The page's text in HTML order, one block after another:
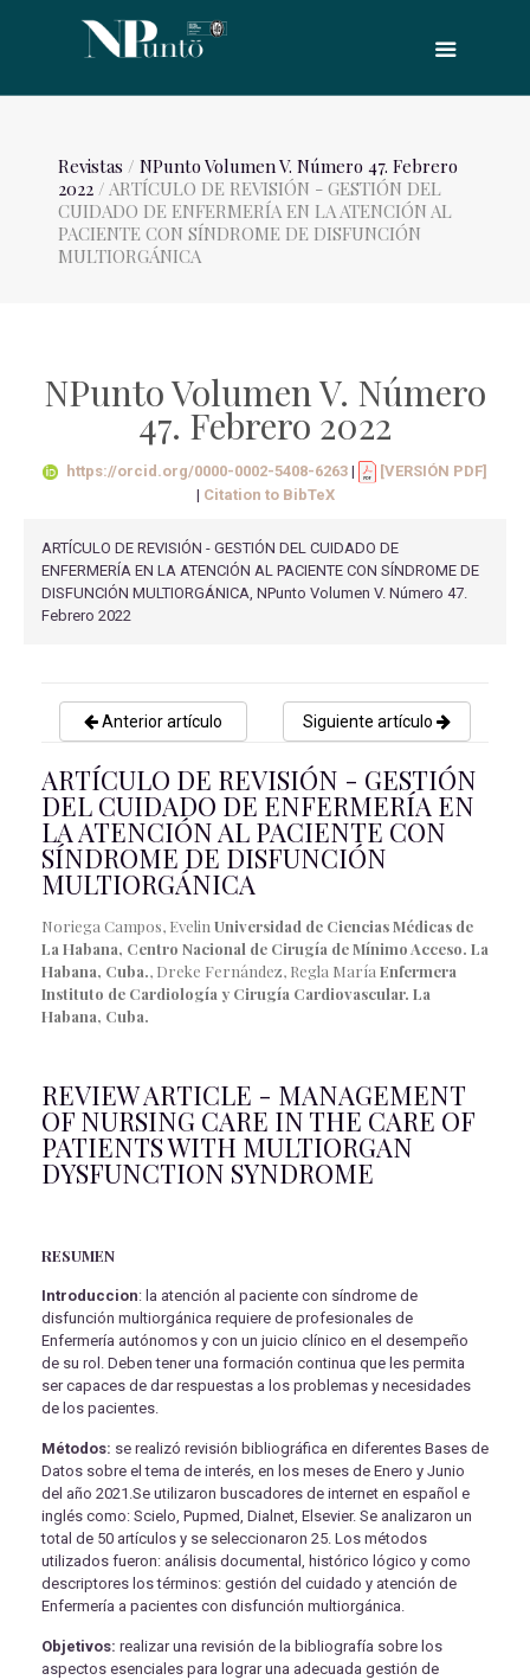
Revistas / NPunto Volumen V. Número 47. Febrero
2022/ ARTÍCULO DE REVISIÓN - GESTIÓN DEL
CUIDADO DE ENFERMERÍA EN LA ATENCIÓN AL
PACIENTE CON SÍNDROME DE DISFUNCIÓN
MULTIORGÁNICA
NPunto Volumen V. Número
47. Febrero 2022
https://orcid.org/0000-0002-5408-6263|
[VERSIÓN PDF]
| Citation to BibTeX
ARTÍCULO DE REVISIÓN - GESTIÓN DEL CUIDADO DE
ENFERMERÍA EN LA ATENCIÓN AL PACIENTE CON SÍNDROME DE
DISFUNCIÓN MULTIORGÁNICA, NPunto Volumen V. Número 47.
Febrero 2022
Anterior artículo Siguiente artículo
ARTÍCULO DE REVISIÓN - GESTIÓN
DEL CUIDADO DE ENFERMERÍA EN
LA ATENCIÓN AL PACIENTE CON
SÍNDROME DE DISFUNCIÓN
MULTIORGÁNICA
Noriega Campos, Evelin Universidad de Ciencias Médicas de
La Habana, Centro Nacional de Cirugía de Mínimo Acceso. La
Habana, Cuba., Dreke Fernández, Regla María Enfermera
Instituto de Cardiología y Cirugía Cardiovascular. La
Habana, Cuba.
REVIEW ARTICLE - MANAGEMENT
OF NURSING CARE IN THE CARE OF
PATIENTS WITH MULTIORGAN
DYSFUNCTION SYNDROME
RESUMEN
Introduccion: la atención al paciente con síndrome de
disfunción multiorgánica requiere de profesionales de
Enfermería autónomos y con un juicio clínico en el desempeño
de su rol. Deben tener una formación continua que les permita
ser capaces de dar respuestas a los problemas y necesidades
de los pacientes.
Métodos: se realizó revisión bibliográfica en diferentes Bases de
Datos sobre el tema de interés, en los meses de Enero y Junio
del año 2021.Se utilizaron buscadores de internet en español e
inglés como: Scielo, Pupmed, Dialnet, Elsevier. Se analizaron un
total de 50 artículos y se seleccionaron 25. Los métodos
utilizados fueron: análisis documental, histórico lógico y como
descriptores los términos: gestión del cuidado y atención de
Enfermería a pacientes con disfunción multiorgánica.
Objetivos: realizar una revisión de la bibliografía sobre los
aspectos esenciales para lograr una adecuada gestión de